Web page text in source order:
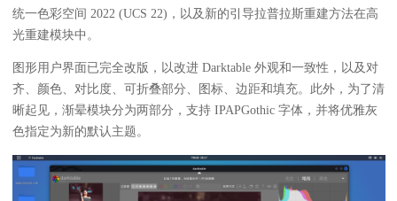
统一色彩空间 2022 (UCS 22)，以及新的引导拉普拉斯重建方法在高
光重建模块中。
图形用户界面已完全改版，以改进 Darktable 外观和一致性，以及对
齐、颜色、对比度、可折叠部分、图标、边距和填充。此外，为了清
晰起见，渐晕模块分为两部分，支持 IPAPGothic 字体，并将优雅灰
色指定为新的默认主题。